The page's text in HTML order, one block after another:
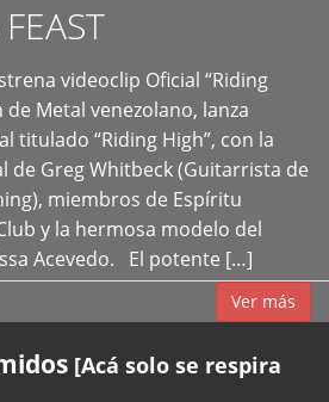
videoclip Oficial “Riding
Metal venezolano, lanza
titulado “Riding High”, con la
de Greg Whitbeck (Guitarrista de
miembros de Espíritu
y la hermosa modelo del
Acevedo. El potente […]
Ver más
[Acá solo se respira